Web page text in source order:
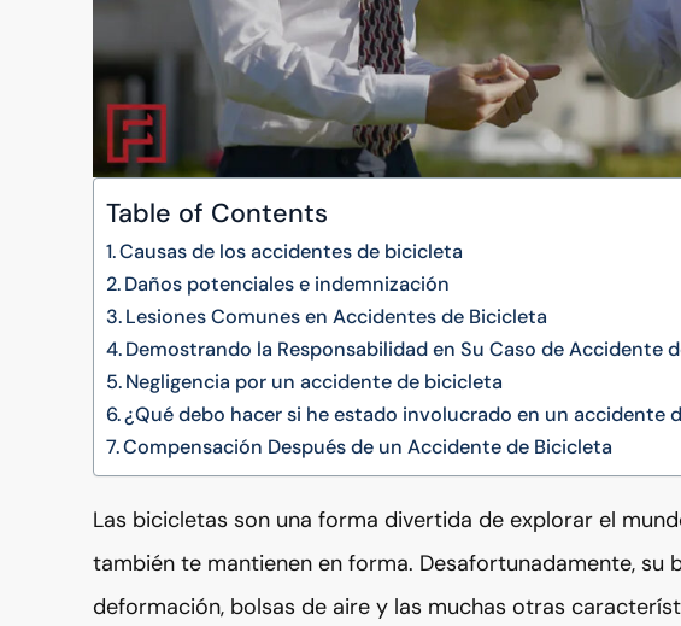
Table of Contents
Causas de los accidentes de bicicleta
Daños potenciales e indemnización
Lesiones Comunes en Accidentes de Bicicleta
Demostrando la Responsabilidad en Su Caso de Accidente
Negligencia por un accidente de bicicleta
¿Qué debo hacer si he estado involucrado en un accidente
Compensación Después de un Accidente de Bicicleta
Las bicicletas son una forma divertida de explorar el
también te mantienen en forma. Desafortunadamente, su
deformación, bolsas de aire y las muchas otras